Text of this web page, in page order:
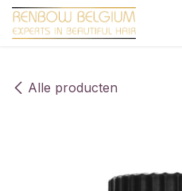
Overslaan naar inhoud
Alle producten